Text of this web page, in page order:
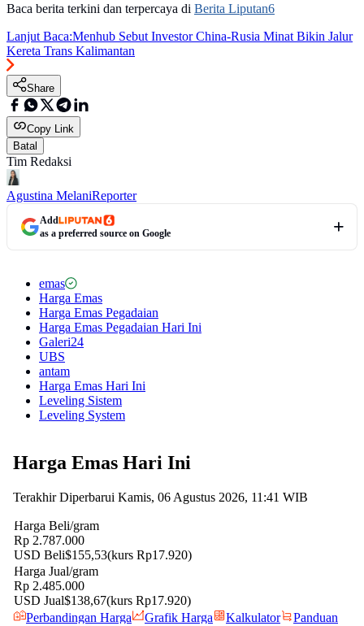
Baca berita terkini dan terpercaya di Berita Liputan6
Lanjut Baca:Menhub Sebut Investor China-Rusia Minat Bikin Jalur
Kereta Trans Kalimantan
Share
Copy Link
Batal
Tim Redaksi
Agustina MelaniReporter
Add
as a preferred source on Google
emas
Harga Emas
Harga Emas Pegadaian
Harga Emas Pegadaian Hari Ini
Galeri24
UBS
antam
Harga Emas Hari Ini
Leveling Sistem
Leveling System